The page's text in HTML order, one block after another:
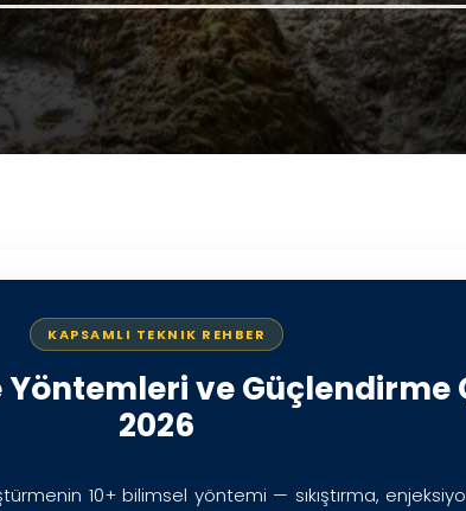
ve Güçlendirme
2026
10+ bilimsel yöntemi — sıkıştırma,